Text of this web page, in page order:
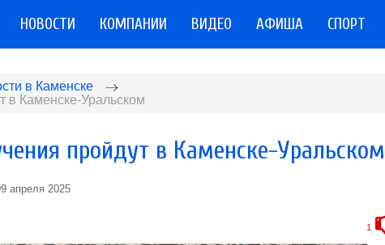
НОВОСТИ КОМПАНИИ ВИДЕО АФИША СПОРТ
в Каменске
в Каменске-Уральском
пройдут в Каменске-Уральском
апреля 2025
1